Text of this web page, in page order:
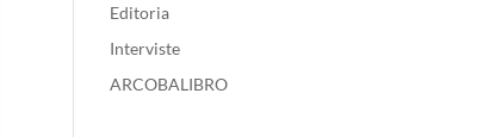
Editoria
Interviste
ARCOBALIBRO